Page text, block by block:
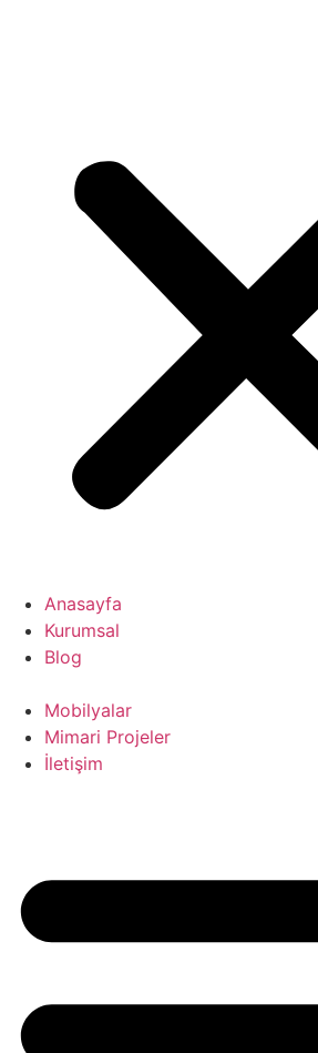
Anasayfa
Kurumsal
Blog
Mobilyalar
Mimari Projeler
İletişim